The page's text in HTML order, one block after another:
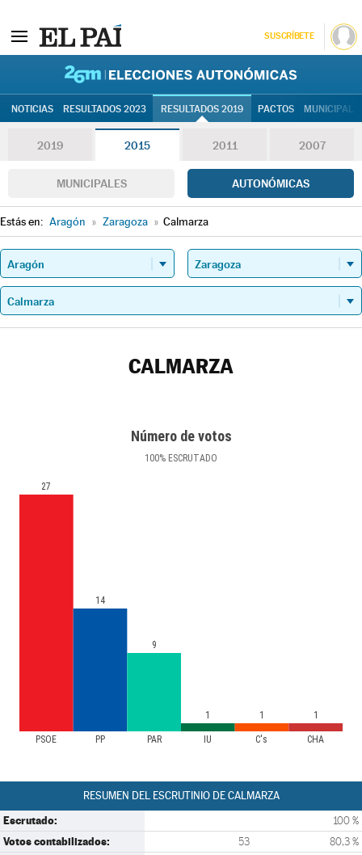
SUSCRÍBETE
NOTICIAS RESULTADOS 2023 RESULTADOS 2019 PACTOS
2019 2015 2011 2007
MUNICIPALES AUTONÓMICAS
Estás en: Aragón » Zaragoza » Calmarza
CALMARZA
Número de votos
100% ESCRUTADO
PSOE PP PAR IU C's CHA
27
14
9
1 1 1
RESUMEN DEL ESCRUTINIO DE CALMARZA
Escrutado: 100 %
Votos contabilizados: 53 80,3 %